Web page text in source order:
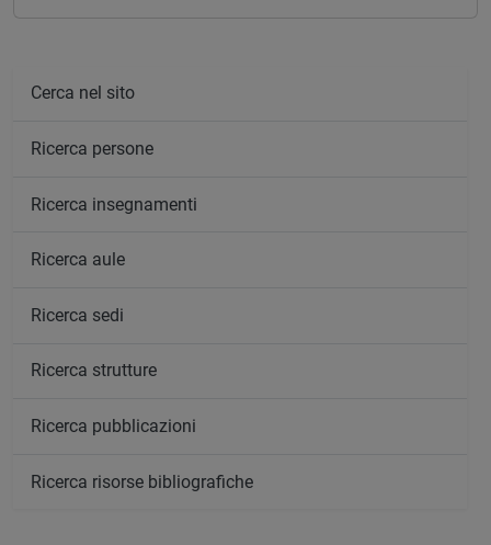
Cerca nel sito
Ricerca persone
Ricerca insegnamenti
Ricerca aule
Ricerca sedi
Ricerca strutture
Ricerca pubblicazioni
Ricerca risorse bibliografiche